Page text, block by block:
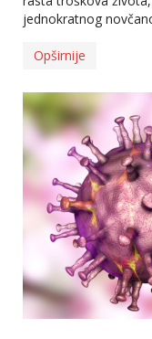
jednokratnog
Opširnije